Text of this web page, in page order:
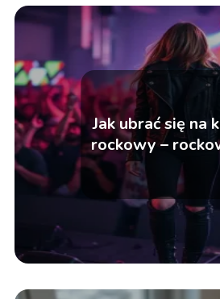
Jak ubrać się na
rockowy –